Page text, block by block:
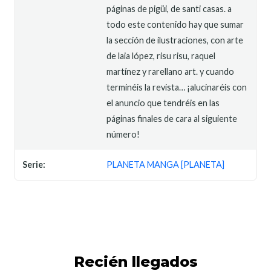
páginas de pigüi, de santi casas. a
todo este contenido hay que sumar
la sección de ilustraciones, con arte
de laia lópez, risu risu, raquel
martínez y rarellano art. y cuando
terminéis la revista… ¡alucinaréis con
el anuncio que tendréis en las
páginas finales de cara al siguiente
número!
Serie: PLANETA MANGA [PLANETA]
Recién llegados